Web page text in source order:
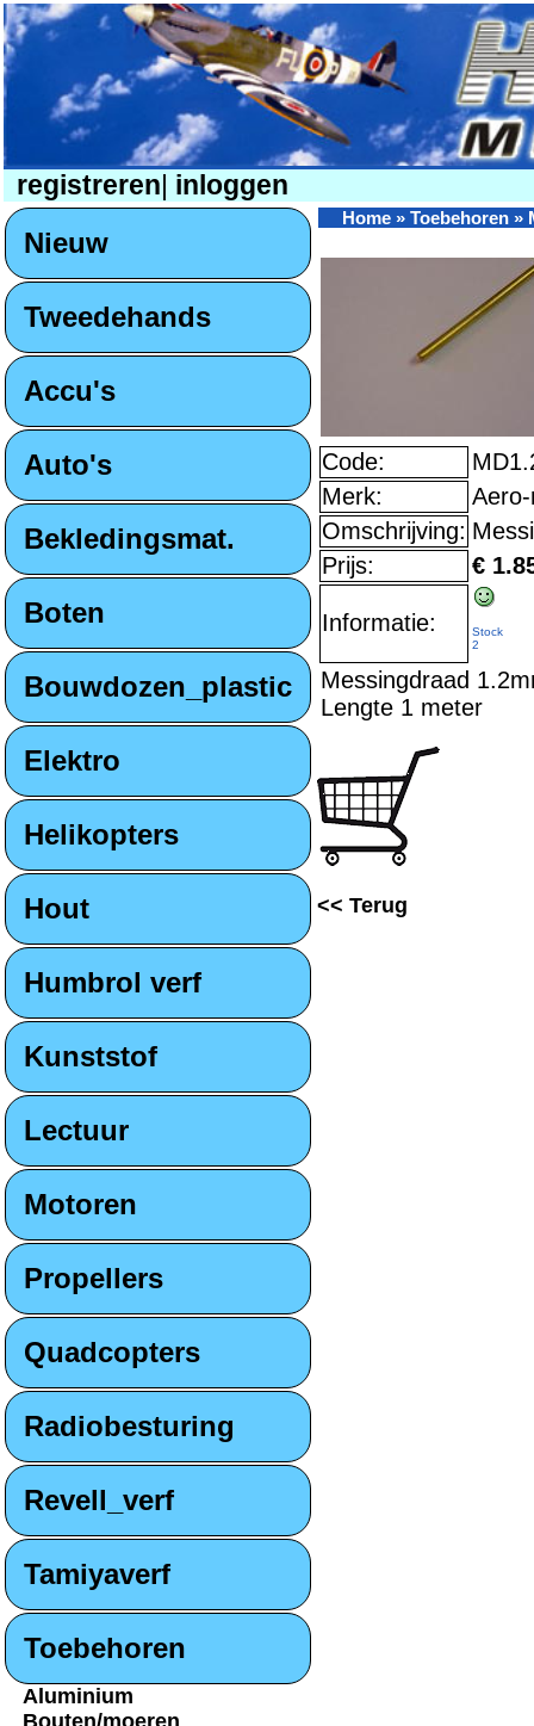
registreren inloggen
Nieuw
Tweedehands
Accu's
Auto's
Bekledingsmat.
Boten
Bouwdozen_plastic
Elektro
Helikopters
Hout
Humbrol verf
Kunststof
Lectuur
Motoren
Propellers
Quadcopters
Radiobesturing
Revell_verf
Tamiyaverf
Toebehoren
Aluminium
Bouten/moeren
Home » Toebehoren »
Code:
Merk:
Omschrijving:
Prijs:
€
Informatie:
Stock
2
Messingdraad
Lengte 1 meter
<< Terug